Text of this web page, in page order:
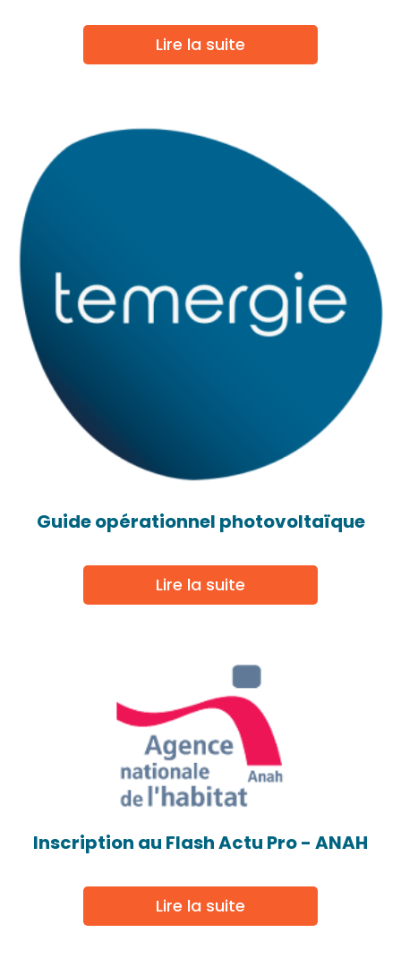
Lire la suite
Guide opérationnel photovoltaïque
Lire la suite
Inscription au Flash Actu Pro - ANAH
Lire la suite